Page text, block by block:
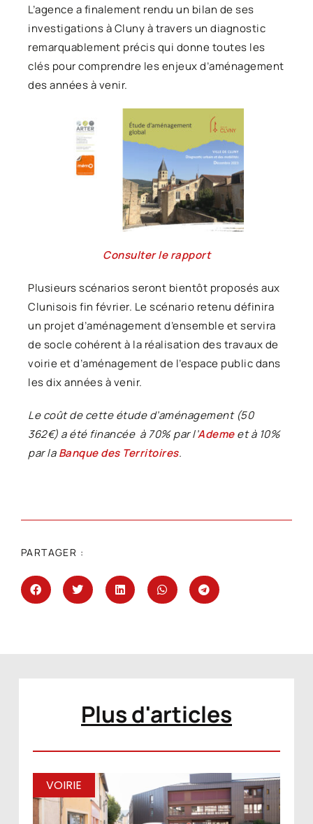
L’agence a finalement rendu un bilan de ses
investigations à Cluny à travers un diagnostic
remarquablement précis qui donne toutes les
clés pour comprendre les enjeux d’aménagement
des années à venir.
Consulter le rapport
Plusieurs scénarios seront bientôt proposés aux
Clunisois fin février. Le scénario retenu définira
un projet d’aménagement d’ensemble et servira
de socle cohérent à la réalisation des travaux de
voirie et d’aménagement de l’espace public dans
les dix années à venir.
Le coût de cette étude d’aménagement (50
362€) a été financée à 70% par l’Ademeet à 10%
par laBanque des Territoires.
PARTAGER :
Plus d'articles
VOIRIE